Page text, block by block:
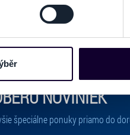
cookie.
stránkách. Tyto informace
webu nebo k
upravíte zaškrtnutím
nastavení“.
NOVINIEK
špeciálne ponuky priamo do